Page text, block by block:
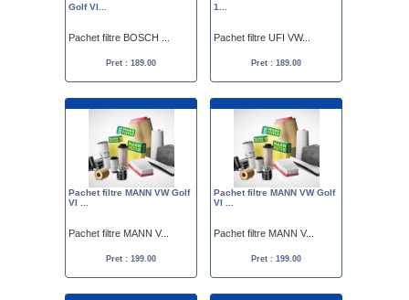
Golf VI...
Pachet filtre BOSCH ...
Pret : 189.00
1...
Pachet filtre UFI VW...
Pret : 189.00
Pachet filtre MANN VW Golf
VI ...
Pachet filtre MANN V...
Pret : 199.00
Pachet filtre MANN VW Golf
VI ...
Pachet filtre MANN V...
Pret : 199.00